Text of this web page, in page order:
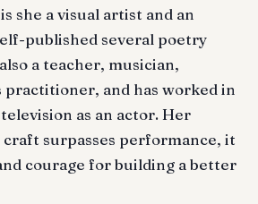
she a visual artist and an
published several poetry
a teacher, musician,
practitioner, and has worked in
as an actor. Her
surpasses performance, it
courage for building a better